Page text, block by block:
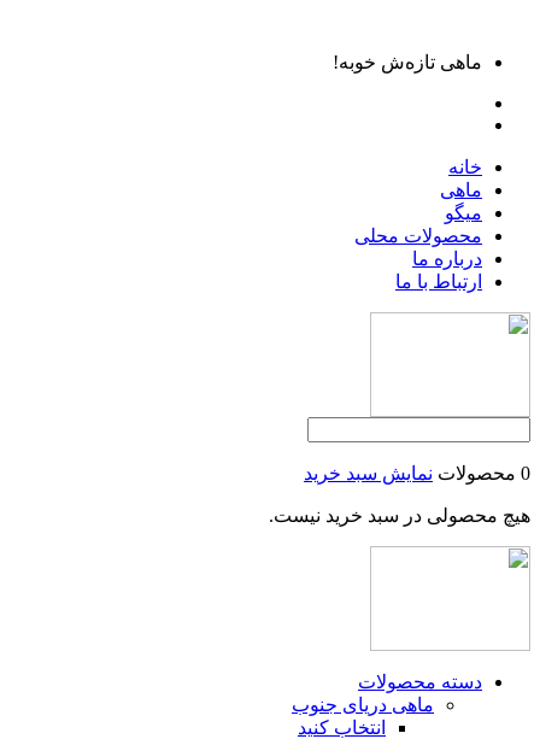
ماهی تازه‌ش خوبه!
خانه
ماهی
میگو
محصولات محلی
درباره ما
ارتباط با ما
0 محصولات نمایش سبد خرید
هیچ محصولی در سبد خرید نیست.
دسته محصولات
ماهی دریای جنوب
انتخاب کنید